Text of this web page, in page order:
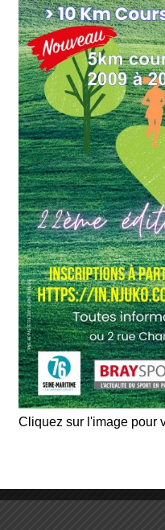
Cliquez sur l'image pour